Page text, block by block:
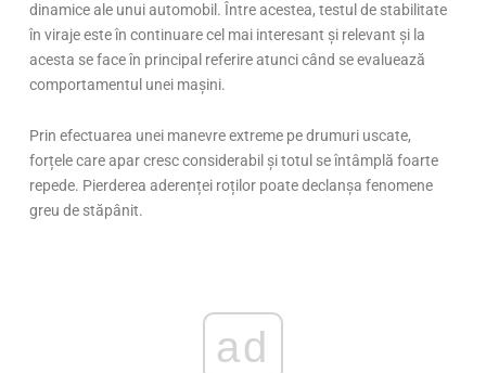
dinamice ale unui automobil. Între acestea, testul de stabilitate
în viraje este în continuare cel mai interesant și relevant și la
acesta se face în principal referire atunci când se evaluează
comportamentul unei mașini.
Prin efectuarea unei manevre extreme pe drumuri uscate,
forțele care apar cresc considerabil și totul se întâmplă foarte
repede. Pierderea aderenței roților poate declanșa fenomene
greu de stăpânit.
ad